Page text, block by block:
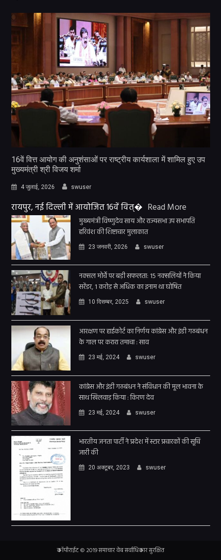
16वें वित्त आयोग की अनुशंसाओं पर राष्ट्रीय कार्यशाला में शामिल हुए उप
मुख्यमंत्री श्री विजय शर्मा
4 जुलाई, 2026 swuser
रायपुर, नई दिल्ली में आयोजित 16वें वित्� Read More
मुख्यमंत्री विष्णुदेव साय और राज्यसभा उप सभापति
हरिवंश की शिष्टाचार मुलाकात
23 जनवरी, 2026 swuser
नक्सल मोर्चे पर बड़ी सफलता: 15 नक्सलियों ने किया
सरेंडर, 1 करोड़ से अधिक का इनाम था घोषित
10 दिसम्बर, 2025 swuser
आरक्षण पर हाईकोर्ट का निर्णय कांग्रेस और इंडी गठबंधन
के गाल पर करारा तमाचा : साव
23 मई, 2024 swuser
कांग्रेस और इंडी गठबंधन ने संविधान की मूल भावना के
साथ खिलवाड़ किया : किरण देव
23 मई, 2024 swuser
भारतीय जनता पार्टी ने प्रदेश में स्टार प्रचारकों की सूचि
जारी की
20 अक्टूबर, 2023 swuser
कॉपीराईट © 2019 समाचार वेब सर्वाधिकार सुरक्षित